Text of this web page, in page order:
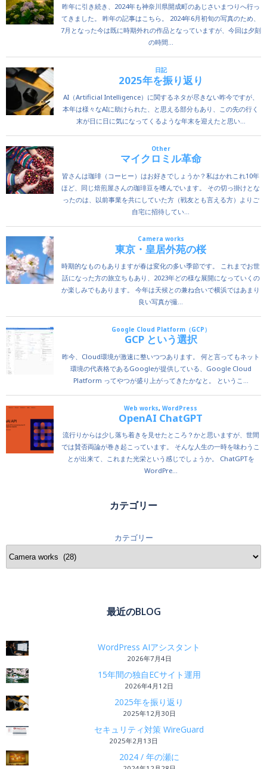
カテゴリー
カテゴリー
最近のBLOG
WordPress AIアシスタント
2026年7月4日
15年間の独自ECサイト運用
2026年4月12日
2025年を振り返り
2025年12月30日
セキュリティ対策 WireGuard
2025年2月13日
2024 / 年の瀬に